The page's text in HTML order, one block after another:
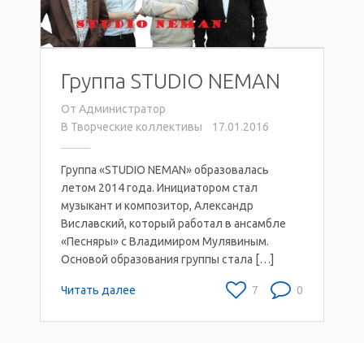
Группа STUDIO NEMAN
От Администратор
В Творческие коллективы 17.01.2016
Группа «STUDIO NEMAN» образовалась
летом 2014 года. Инициатором стал
музыкант и композитор, Александр
Виславский, который работал в ансамбле
«Песняры» с Владимиром Мулявиным.
Основой образования группы стала […]
Читать далее 0
7